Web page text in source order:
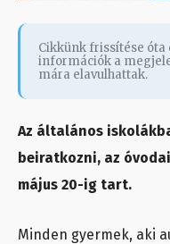
Cikkünk frissítése óta
információk a
mára elavulhattak.
Az általános
beiratkozni, az
május 20-ig tart.
Minden gyermek, aki